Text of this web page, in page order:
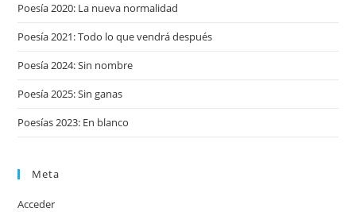
Poesía 2020: La nueva normalidad
Poesía 2021: Todo lo que vendrá después
Poesía 2024: Sin nombre
Poesía 2025: Sin ganas
Poesías 2023: En blanco
Meta
Acceder